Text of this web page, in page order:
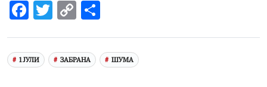
Facebook
Twitter
Copy
1 ЈУЛИ ЗАБРАНА ШУМА